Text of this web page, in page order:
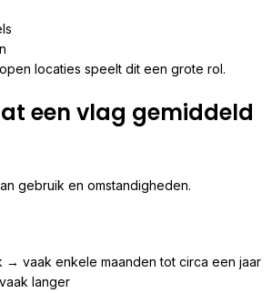
locaties speelt dit een grote rol.
een vlag gemiddeld
gebruik en omstandigheden.
→ vaak enkele maanden tot circa een jaar
langer